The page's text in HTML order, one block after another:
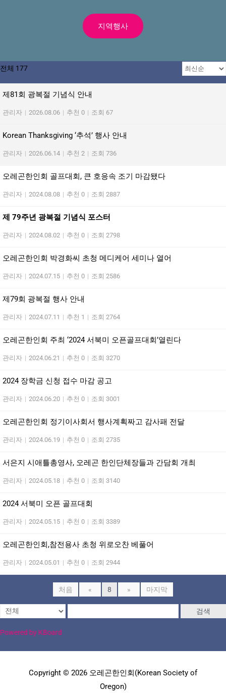
지역행사
전체 177
제81회 광복절 기념식 안내
관리자 | 2026.08.06 | 추천 0 | 조회 67
Korean Thanksgiving ‘추석’ 행사 안내
관리자 | 2026.06.14 | 추천 2 | 조회 736
오레곤한인회 골프대회, 큰 호응속 조기 마감됐다
관리자 | 2024.08.08 | 추천 0 | 조회 2887
제 79주년 광복절 기념식 포스터
관리자 | 2024.08.02 | 추천 0 | 조회 2798
오레곤한인회 박경화씨 초청 메디케어 세미나 열어
관리자 | 2024.07.15 | 추천 0 | 조회 2586
제79회 광복절 행사 안내
관리자 | 2024.07.11 | 추천 1 | 조회 2764
오레곤한인회 주최 ‘2024 서북미 오픈골프대회’열린다
관리자 | 2024.06.21 | 추천 0 | 조회 3270
2024 장학금 신청 접수 마감 공고
관리자 | 2024.06.20 | 추천 0 | 조회 3001
오레곤한인회 정기이사회서 행사계획짜고 감사패 전달
관리자 | 2024.06.19 | 추천 0 | 조회 2735
서은지 시애틀총영사, 오레곤 한인단체장들과 간담회 개최
관리자 | 2024.05.18 | 추천 0 | 조회 3140
2024 서북미 오픈 골프대회
관리자 | 2024.05.15 | 추천 0 | 조회 3389
오레곤한인회,참전용사 초청 위로오찬 베풀어
관리자 | 2024.05.01 | 추천 0 | 조회 2944
처음 « 8 » 마지막
검색
Powered by KBoard
Copyright © 2026 오레곤한인회(Korean Society of
Oregon)